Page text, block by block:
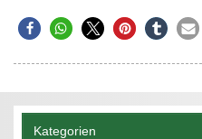
Kategorien